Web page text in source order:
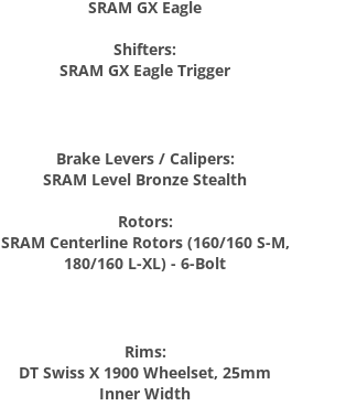
SRAM GX Eagle
Shifters:
SRAM GX Eagle Trigger
Brake Levers / Calipers:
SRAM Level Bronze Stealth
Rotors:
SRAM Centerline Rotors (160/160 S-M,
180/160 L-XL) - 6-Bolt
Rims:
DT Swiss X 1900 Wheelset, 25mm
Inner Width